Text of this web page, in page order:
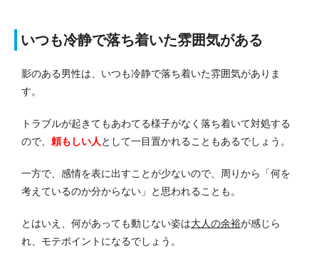
いつも冷静で落ち着いた雰囲気がある
影のある男性は、いつも冷静で落ち着いた雰囲気がありま
す。
トラブルが起きてもあわてる様子がなく落ち着いて対処する
ので、 頼もしい人 として一目置かれることもあるでしょう。
一方で、感情を表に出すことが少ないので、周りから「何を
考えているのか分からない」と思われることも。
とはいえ、何があっても動じない姿は大人の余裕が感じら
れ、モテポイントになるでしょう。